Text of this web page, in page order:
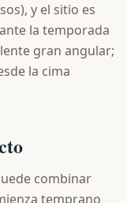
y el sitio es
la temporada
gran angular;
la cima
combinar
temprano